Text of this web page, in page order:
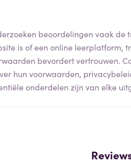
beoordelingen vaak
is of een online leerplatform,
bevordert vertrouwen.
hun voorwaarden,
onderdelen zijn van elke